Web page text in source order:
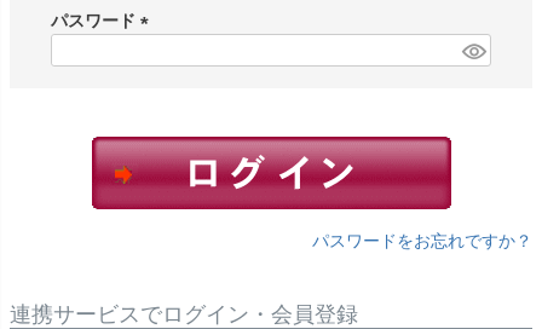
)
パスワード
パスワードをお忘れですか？
連携サービスでログイン・会員登録